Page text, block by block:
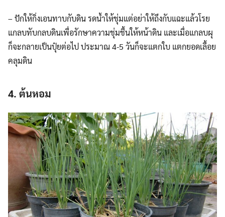
Search
Search
– ปักให้กิ่งเอนทาบกับดิน รดน้ำให้ชุ่มแต่อย่าให้ถึงกับแฉะแล้วโรย
แกลบทับกลบดินเพื่อรักษาความชุ่มชื้นให้หน้าดิน และเมื่อแกลบผุ
ก็จะกลายเป็นปุ๋ยต่อไป ประมาณ 4-5 วันก็จะแตกใบ แตกยอดเลื้อย
คลุมดิน
4. ต้นหอม